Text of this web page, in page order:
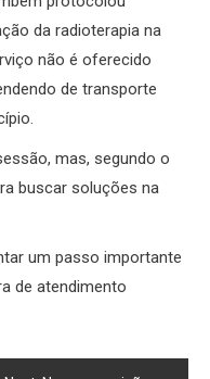
da radioterapia na
não é oferecido
de transporte
mas, segundo o
buscar soluções na
um passo importante
de atendimento